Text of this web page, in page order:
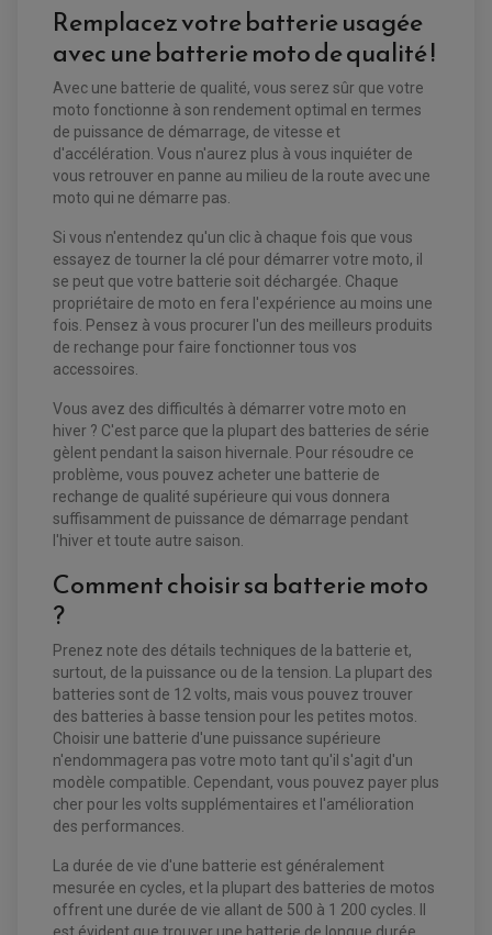
ENTRETIEN MOTO
ATELIER, PADDOCK, STAND
BOUGIE NGK
FILTRE A AIR
FILTRE A HUILE
FILTRE ET ACCESSOIRE ESSENCE
OUTILLAGE
PRODUIT D'ENTRETIEN
PLAQUETTE DE FREIN ARRIERE
MAÎTRE CYLINDRE
EQUIPEMENT ELECTRIQUE QUAD / SSV
ACCESSOIRES ELECTRIQUE QUAD / SSV
BOITIER CDI QUAD ET SSV
COMPTEUR QUAD / SSV
CONTACTEUR A CLÉ QUAD
DÉMARREUR
ECLAIRAGE LED / HALOGÈNE
STATOR ET REDRESSEUR / REGULATEUR
Remplacez votre batterie usagée
avec une batterie moto de qualité !
Avec une batterie de qualité, vous serez sûr que votre
moto fonctionne à son rendement optimal en termes
de puissance de démarrage, de vitesse et
d'accélération. Vous n'aurez plus à vous inquiéter de
vous retrouver en panne au milieu de la route avec une
moto qui ne démarre pas.
Si vous n'entendez qu'un clic à chaque fois que vous
essayez de tourner la clé pour démarrer votre moto, il
se peut que votre batterie soit déchargée. Chaque
propriétaire de moto en fera l'expérience au moins une
fois. Pensez à vous procurer l'un des meilleurs produits
de rechange pour faire fonctionner tous vos
accessoires.
Vous avez des difficultés à démarrer votre moto en
hiver ? C'est parce que la plupart des batteries de série
gèlent pendant la saison hivernale. Pour résoudre ce
problème, vous pouvez acheter une batterie de
rechange de qualité supérieure qui vous donnera
suffisamment de puissance de démarrage pendant
l'hiver et toute autre saison.
Comment choisir sa batterie moto
?
Prenez note des détails techniques de la batterie et,
surtout, de la puissance ou de la tension. La plupart des
batteries sont de 12 volts, mais vous pouvez trouver
des batteries à basse tension pour les petites motos.
Choisir une batterie d'une puissance supérieure
n'endommagera pas votre moto tant qu'il s'agit d'un
modèle compatible. Cependant, vous pouvez payer plus
cher pour les volts supplémentaires et l'amélioration
des performances.
La durée de vie d'une batterie est généralement
mesurée en cycles, et la plupart des batteries de motos
offrent une durée de vie allant de 500 à 1 200 cycles. Il